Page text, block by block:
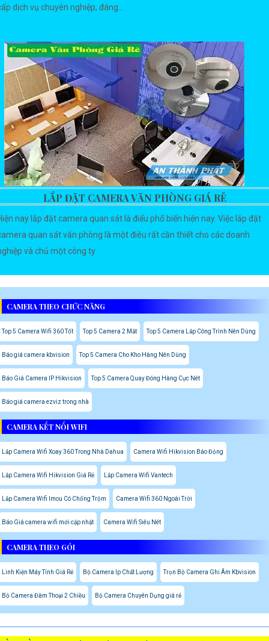
dịch vụ chuyên nghiệp, đáng...
LẮP ĐẶT CAMERA VĂN PHÒNG GIÁ RẺ
nay lắp đặt camera quan sát là điểu phổ biến hiện nay. Việc lắp đặt
quan sát văn phòng là một điêu rất cần thiết cho các doanh
và chủ một công ty
CAMERA THEO CHỨC NĂNG
Top 5 Camera Wifi 360 Tốt Top 5 Camera 2 Mắt Top 5 Camera Lắp Công Trình Nên Dùng
Báo giá camera kbvision Top 5 Camera Cho Kho Hàng Nên Dùng
Báo Giá Camera IP Hikvision Top 5 Camera Quay Đóng Hàng Cực Nét
Báo giá camera ezviz trong nhà
CAMERA KẾT NỐI WIFI
Lắp Camera Wifi Xoay 360 Trong Nhà Dahua Camera Wifi Hikvision Báo Động
Lắp Camera Wifi Hikvision Giá Rẻ Lắp Camera Wifi Vantech
Lắp Camera Wifi Imou Có Chống Trộm Camera Wifi 360 Ngoài Trời
Báo Giá camera wifi mới cập nhật Camera Wifi Siêu Nét
CAMERA THEO GÓI
Linh Kiện Máy Tính Giá Rẻ Bộ Camera Ip Chất Lượng Trọn Bộ Camera Ghi Âm Kbvision
Bộ Camera Đàm Thoại 2 Chiều Bộ Camera Chuyên Dụng giá rẻ